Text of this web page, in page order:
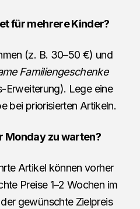
für mehrere Kinder?
(z. B. 30–50 €) und
Familiengeschenke
Erweiterung). Lege eine
bei priorisierten Artikeln.
Monday zu warten?
Artikel können vorher
Preise 1–2 Wochen im
gewünschte Zielpreis